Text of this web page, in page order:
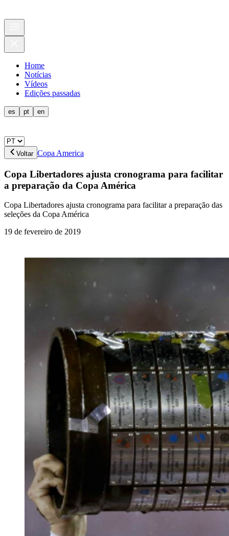
Home
Notícias
Vídeos
Edições passadas
es pt en
Voltar Copa America
Copa Libertadores ajusta cronograma para facilitar
a preparação da Copa América
Copa Libertadores ajusta cronograma para facilitar a preparação das
seleções da Copa América
19 de fevereiro de 2019